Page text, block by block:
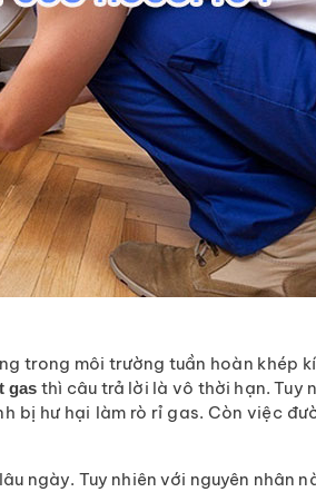
trong môi trường tuần hoàn khép
gas thì câu trả lời là vô thời hạn. Tuy
hư hại làm rò rỉ gas. Còn việc
ngày. Tuy nhiên với nguyên nhân